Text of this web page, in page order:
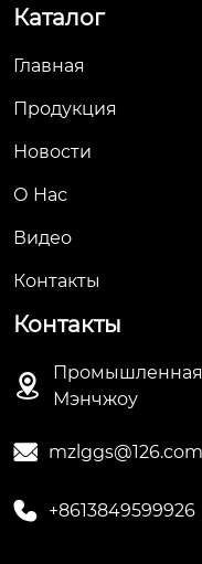
Каталог
Главная
Продукция
Новости
О Hас
Видео
Контакты
Контакты

Промышленная
Мэнчжоу
 mzlggs@126.com
 +8613849599926